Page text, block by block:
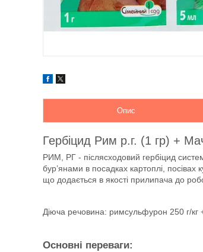
Опис
Гербіцид Рим р.г. (1 гр) +
РИМ, РГ - післясходовий гербіцид
бур’янами в посадках картоплі,
що додається в якості прилипача до
Діюча речовина: римсульфурон 250 г/кг
Основні переваги: